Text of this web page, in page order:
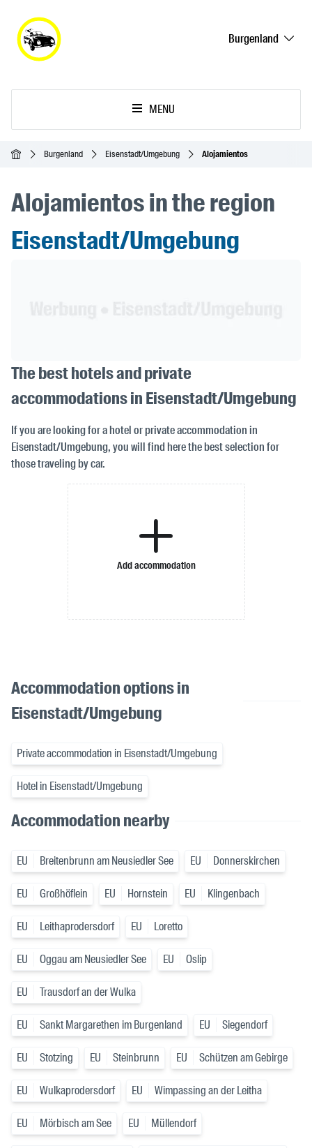
Burgenland
MENU
Inicio Burgenland Eisenstadt/Umgebung Alojamientos
Alojamientos in the region
Eisenstadt/Umgebung
The best hotels and private
accommodations in Eisenstadt/Umgebung
If you are looking for a hotel or private accommodation in
Eisenstadt/Umgebung, you will find here the best selection for
those traveling by car.
Add accommodation
Accommodation options in
Eisenstadt/Umgebung
Private accommodation in Eisenstadt/Umgebung
Hotel in Eisenstadt/Umgebung
Accommodation nearby
EU Breitenbrunn am Neusiedler See EU Donnerskirchen
EU Großhöflein EU Hornstein EU Klingenbach
EU Leithaprodersdorf EU Loretto
EU Oggau am Neusiedler See EU Oslip
EU Trausdorf an der Wulka
EU Sankt Margarethen im Burgenland EU Siegendorf
EU Stotzing EU Steinbrunn EU Schützen am Gebirge
EU Wulkaprodersdorf EU Wimpassing an der Leitha
EU Mörbisch am See EU Müllendorf